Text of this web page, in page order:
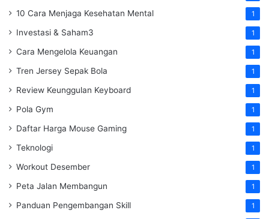
10 Cara Menjaga Kesehatan Mental 1
Investasi & Saham3 1
Cara Mengelola Keuangan 1
Tren Jersey Sepak Bola 1
Review Keunggulan Keyboard 1
Pola Gym 1
Daftar Harga Mouse Gaming 1
Teknologi 1
Workout Desember 1
Peta Jalan Membangun 1
Panduan Pengembangan Skill 1